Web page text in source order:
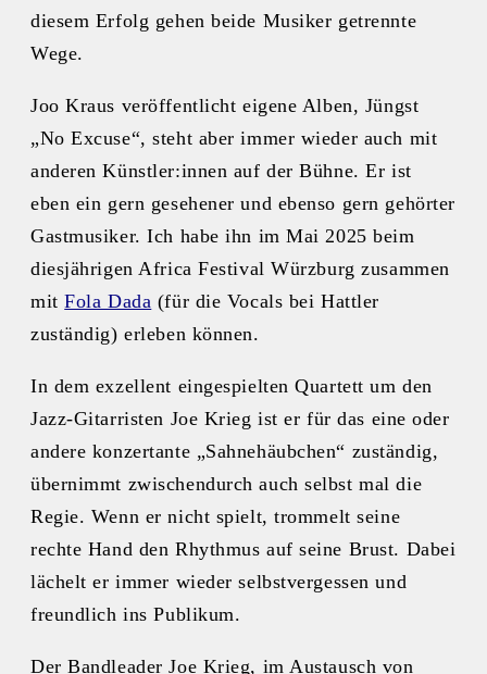
diesem Erfolg gehen beide Musiker getrennte
Wege.
Joo Kraus veröffentlicht eigene Alben, Jüngst
„No Excuse“, steht aber immer wieder auch mit
anderen Künstler:innen auf der Bühne. Er ist
eben ein gern gesehener und ebenso gern gehörter
Gastmusiker. Ich habe ihn im Mai 2025 beim
diesjährigen Africa Festival Würzburg zusammen
mitFola Dada (für die Vocals bei Hattler
zuständig) erleben können.
In dem exzellent eingespielten Quartett um den
Jazz-Gitarristen Joe Krieg ist er für das eine oder
andere konzertante „Sahnehäubchen“ zuständig,
übernimmt zwischendurch auch selbst mal die
Regie. Wenn er nicht spielt, trommelt seine
rechte Hand den Rhythmus auf seine Brust. Dabei
lächelt er immer wieder selbstvergessen und
freundlich ins Publikum.
Der Bandleader Joe Krieg, im Austausch von